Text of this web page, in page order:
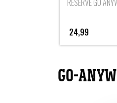
RESERVE GO
24,99
GO-